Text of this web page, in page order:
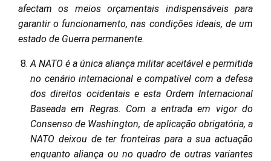
afectam os meios orçamentais indispensáveis para
garantir o funcionamento, nas condições ideais, de um
estado de Guerra permanente.
A NATO é a única aliança militar aceitável e permitida
no cenário internacional e compatível com a defesa
dos direitos ocidentais e esta Ordem Internacional
Baseada em Regras. Com a entrada em vigor do
Consenso de Washington, de aplicação obrigatória, a
NATO deixou de ter fronteiras para a sua actuação
enquanto aliança ou no quadro de outras variantes